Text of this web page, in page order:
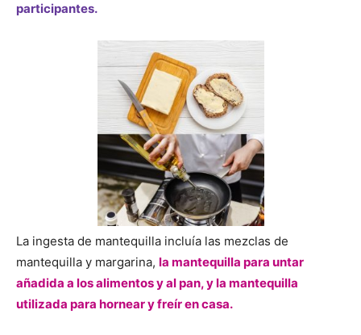
participantes.
La ingesta de mantequilla incluía las mezclas de
mantequilla y margarina, la mantequilla para untar
añadida a los alimentos y al pan, y la mantequilla
utilizada para hornear y freír en casa.